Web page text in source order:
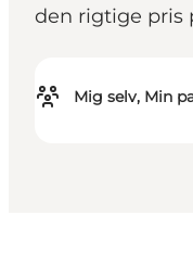
den rigtige pris
Mig selv, Min